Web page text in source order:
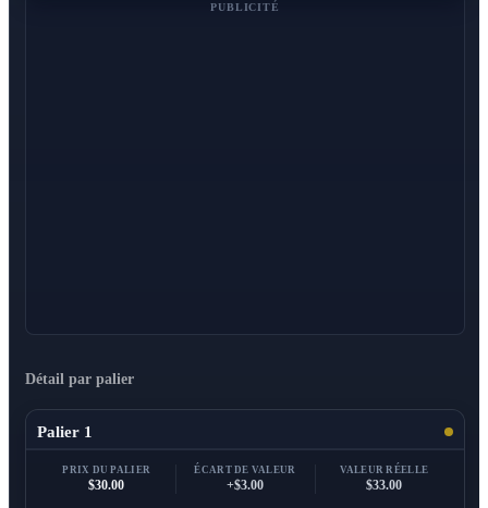
PUBLICITÉ
Détail par palier
Palier 1
PRIX DU PALIER
$30.00
ÉCART DE VALEUR
+$3.00
VALEUR RÉELLE
$33.00